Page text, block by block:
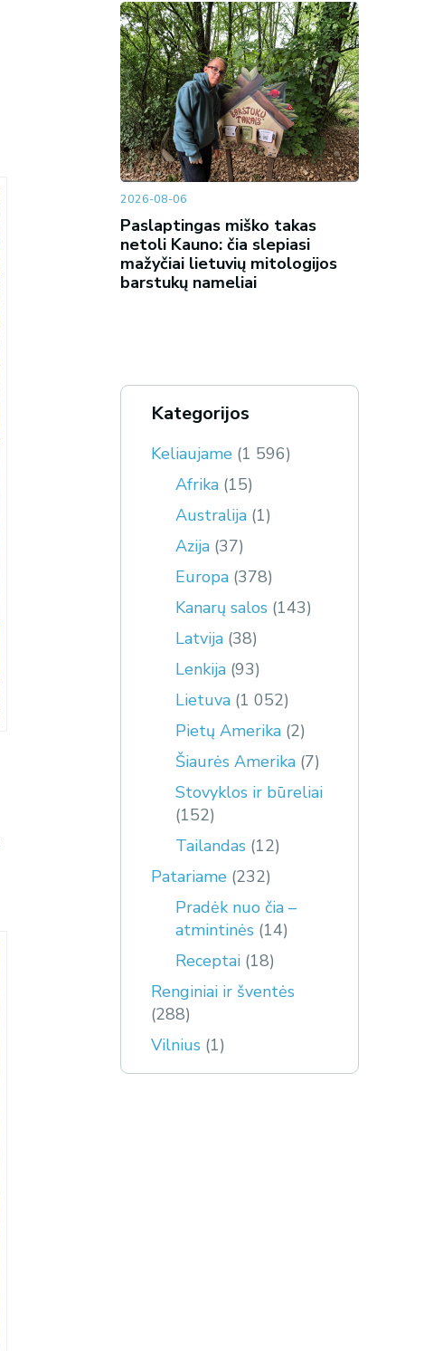
2026-08-06
Paslaptingas miško takas
netoli Kauno: čia slepiasi
mažyčiai lietuvių mitologijos
barstukų nameliai
Kategorijos
Keliaujame (1 596)
Afrika (15)
Australija (1)
Azija (37)
Europa (378)
Kanarų salos (143)
Latvija (38)
Lenkija (93)
Lietuva (1 052)
Pietų Amerika (2)
Šiaurės Amerika (7)
Stovyklos ir būreliai
(152)
Tailandas (12)
Patariame (232)
Pradėk nuo čia –
atmintinės (14)
Receptai (18)
Renginiai ir šventės
(288)
Vilnius (1)